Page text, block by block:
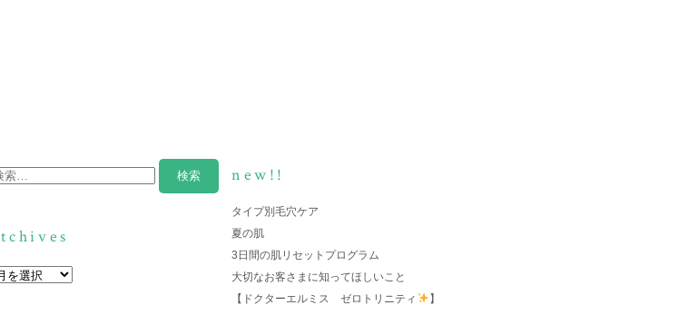
new!!
タイプ別毛穴ケア
夏の肌
3日間の肌リセットプログラム
大切なお客さまに知ってほしいこと
【ドクターエルミス ゼロトリニティ
】